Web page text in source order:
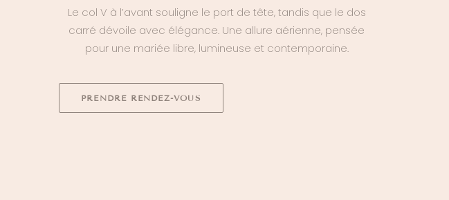
Le col V à l’avant souligne le port de tête, tandis que le dos
carré dévoile avec élégance. Une allure aérienne, pensée
pour une mariée libre, lumineuse et contemporaine.
PRENDRE RENDEZ-VOUS